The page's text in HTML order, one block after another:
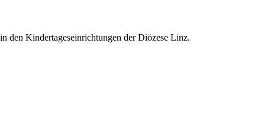
den Kindertageseinrichtungen der Diözese Linz.